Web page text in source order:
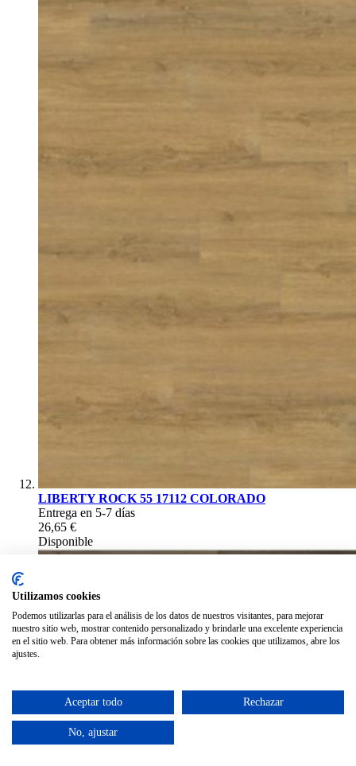
LIBERTY ROCK 55 17112 COLORADO
Entrega en 5-7 días
26,65 €
Disponible
Utilizamos cookies
Podemos utilizarlas para el análisis de los datos de nuestros visitantes, para mejorar
nuestro sitio web, mostrar contenido personalizado y brindarle una excelente experiencia
en el sitio web. Para obtener más información sobre las cookies que utilizamos, abre los
ajustes.
Aceptar todo Rechazar
No, ajustar